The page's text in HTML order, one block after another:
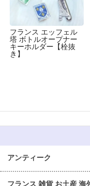
フランス エッフェル
塔 ボトルオープナー
キーホルダー【栓抜
き】
アンティーク
フランス 雑貨 お土産 海